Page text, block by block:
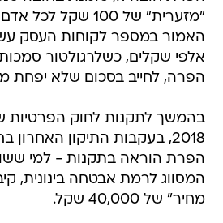
"מזערית" של 100
האמור במספר לקוחות העסק
אלפי שקלים, כשלרגולטור
הפרה, לחייב בסכום שלא יפחת מ-30,000
בהמשך לתקנות לחוק הפרטיות
2018, בעקבות התיקון
הפרת הוראה בתקנות - למי
המסווג לרמת אבטחה בינונית,
מחיר" של 40,000 שקל.